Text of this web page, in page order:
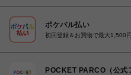
ポケパル払い
初回登録＆お買物で最大1,500
POCKET PARCO（公式